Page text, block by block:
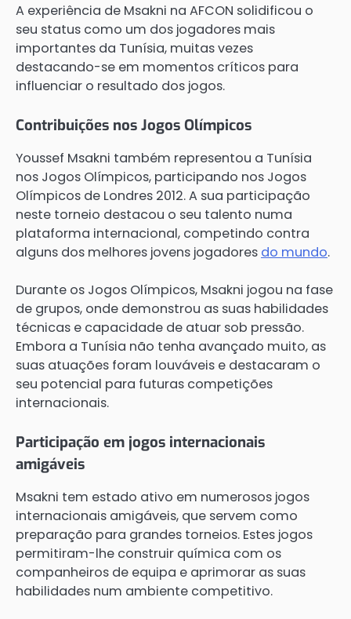
A experiência de Msakni na AFCON solidificou o
seu status como um dos jogadores mais
importantes da Tunísia, muitas vezes
destacando-se em momentos críticos para
influenciar o resultado dos jogos.
Contribuições nos Jogos Olímpicos
Youssef Msakni também representou a Tunísia
nos Jogos Olímpicos, participando nos Jogos
Olímpicos de Londres 2012. A sua participação
neste torneio destacou o seu talento numa
plataforma internacional, competindo contra
alguns dos melhores jovens jogadores do mundo.
Durante os Jogos Olímpicos, Msakni jogou na fase
de grupos, onde demonstrou as suas habilidades
técnicas e capacidade de atuar sob pressão.
Embora a Tunísia não tenha avançado muito, as
suas atuações foram louváveis e destacaram o
seu potencial para futuras competições
internacionais.
Participação em jogos internacionais
amigáveis
Msakni tem estado ativo em numerosos jogos
internacionais amigáveis, que servem como
preparação para grandes torneios. Estes jogos
permitiram-lhe construir química com os
companheiros de equipa e aprimorar as suas
habilidades num ambiente competitivo.